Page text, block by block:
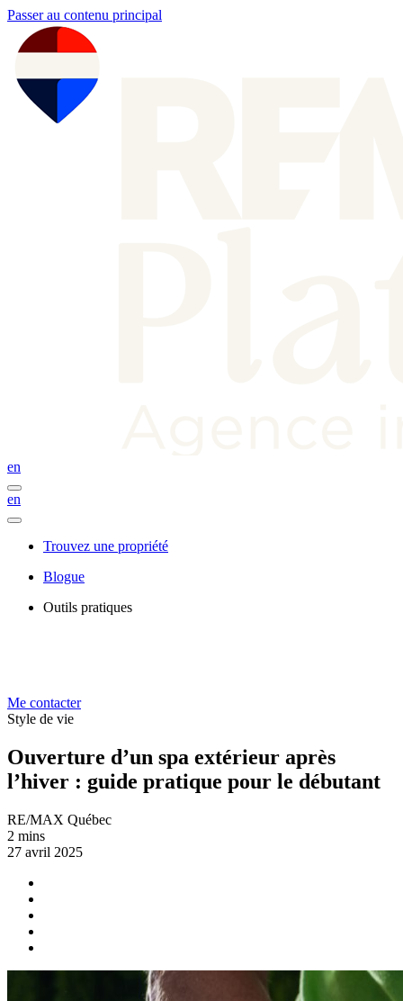
Passer au contenu principal
en
en
Trouvez une propriété
Blogue
Outils pratiques
Me contacter
Style de vie
Ouverture d’un spa extérieur après
l’hiver : guide pratique pour le débutant
RE/MAX Québec
2 mins
27 avril 2025